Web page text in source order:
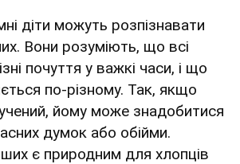
діти можуть розпізнавати
Вони розуміють, що всі
почуття у важкі часи, і що
по-різному. Так, якщо
йому може знадобитися
думок або обійми.
є природним для хлопців